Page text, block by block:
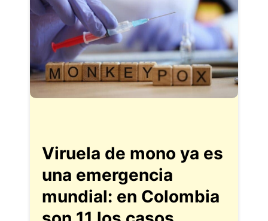
Viruela de mono ya es
una emergencia
mundial: en Colombia